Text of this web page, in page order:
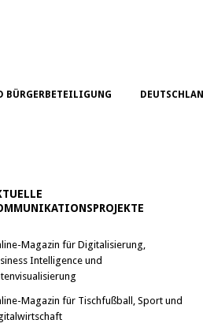
BÜRGERBETEILIGUNG
Magazin für Digitalisierung,
Intelligence und
Magazin für Tischfußball, Sport und